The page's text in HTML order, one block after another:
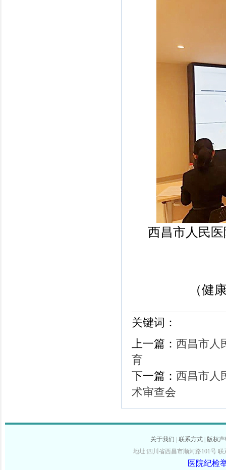
西昌市人民
（健
关键词：
上一篇： 西昌市人
育
下一篇： 西昌市人
术审查会
关于我们 联系方式
版权
地址:四川省西昌市顺河路101号 联
医院纪检